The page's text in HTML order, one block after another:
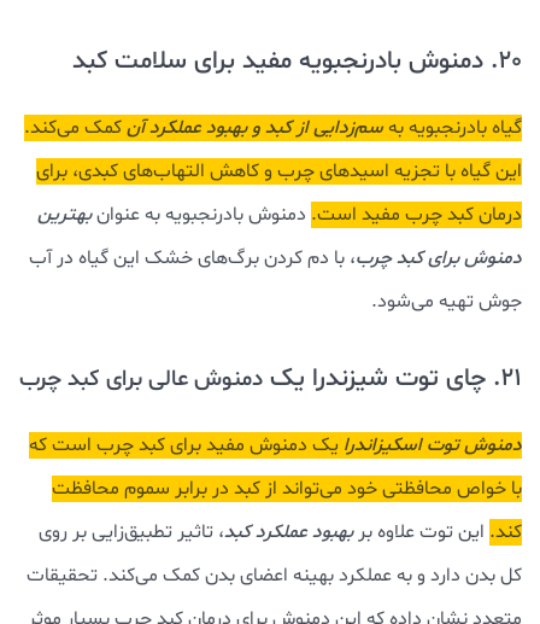
20. دمنوش بادرنجبویه مفید برای سلامت کبد
گیاه بادرنجبویه بهسم‌زدایی از کبد و بهبود عملکرد آنکمک می‌کند.
این گیاه با تجزیه اسیدهای چرب و کاهش التهاب‌های کبدی، برای
درمان کبد چرب مفید است. دمنوش بادرنجبویه به عنوانبهترین
دمنوش برای کبد چرب، با دم کردن برگ‌های خشک این گیاه در آب
جوش تهیه می‌شود.
21. چای توت شیزندرا یک دمنوش عالی برای کبد چرب
دمنوش توت اسکیزاندرا یک دمنوش مفید برای کبد چرب است که
با خواص محافظتی خود می‌تواند از کبد در برابر سموم محافظت
کند. این توت علاوه بر بهبود عملکرد کبد، تاثیر تطبیق‌زایی بر روی
کل بدن دارد و به عملکرد بهینه اعضای بدن کمک می‌کند. تحقیقات